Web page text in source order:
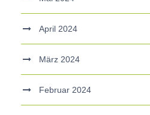
April 2024
März 2024
Februar 2024